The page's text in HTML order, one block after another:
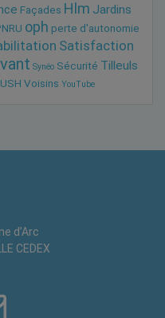
Façades Hlm Jardins
oph perte d'autonomie
Satisfaction
Synéo Sécurité Tilleuls
USH Voisins YouTube
d’Arc
CEDEX